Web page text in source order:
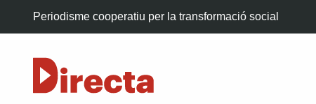
Periodisme cooperatiu per la transformació social